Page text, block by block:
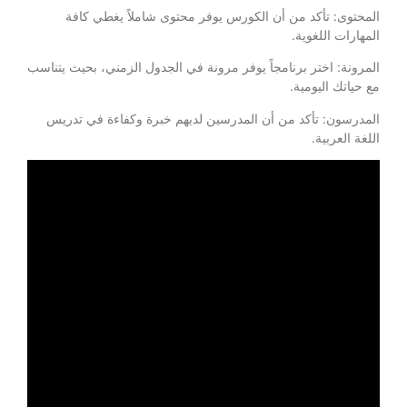
المحتوى: تأكد من أن الكورس يوفر محتوى شاملاً يغطي كافة
المهارات اللغوية.
المرونة: اختر برنامجاً يوفر مرونة في الجدول الزمني، بحيث يتناسب
مع حياتك اليومية.
المدرسون: تأكد من أن المدرسين لديهم خبرة وكفاءة في تدريس
اللغة العربية.